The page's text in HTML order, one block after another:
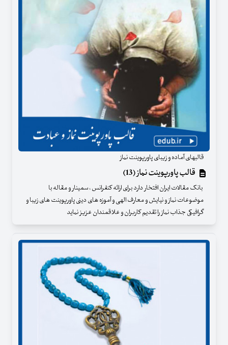
قالبهای آماده و زیبای پاورپوینت نماز
قالب پاورپوینت نماز (13)
بانک مقالات ایران افتخار دارد برای ارائه کنفرانس ، سمینار و مقاله با
موضوعات نماز و نیایش و معارف الهی و آموزه های دینی پاورپوینت های زیبا و
گرافیکی جذاب نماز را تقدیم کاربران و علاقمندان عزیز نماید